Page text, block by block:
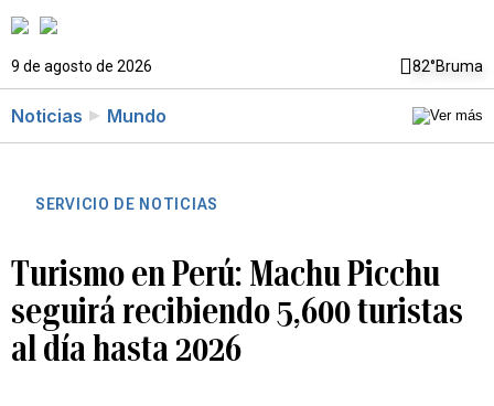
9 de agosto de 2026 82°Bruma
Noticias Mundo
SERVICIO DE NOTICIAS
Turismo en Perú: Machu Picchu
seguirá recibiendo 5,600 turistas
al día hasta 2026